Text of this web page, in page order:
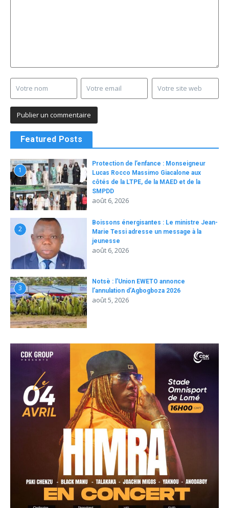
Featured Posts
1
Protection de l’enfance : Monseigneur
Lucas Rocco Massimo Giacalone aux
côtés de la LTPE, de la MAED et de la
SMPDD
août 6, 2026
2
Boissons énergisantes : Le ministre Jean-
Marie Tessi adresse un message à la
jeunesse
août 6, 2026
3
Notsè : l’Union EWETO annonce
l’annulation d’Agbogboza 2026
août 5, 2026